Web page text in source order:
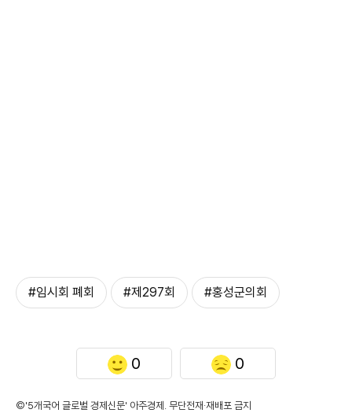
#임시회 폐회 #제297회 #홍성군의회
0 0
©'5개국어 글로벌 경제신문' 아주경제. 무단전재·재배포 금지